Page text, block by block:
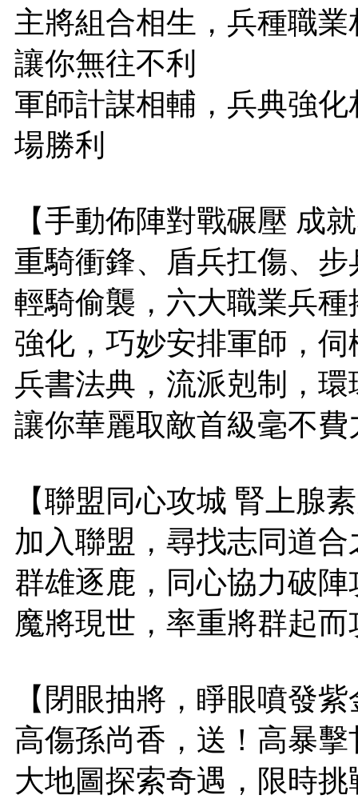
主將組合相生，兵種職
讓你無往不利
軍師計謀相輔，兵典強
場勝利
【手動佈陣對戰碾壓 成
重騎衝鋒、盾兵扛傷、
輕騎偷襲，六大職業兵
強化，巧妙安排軍師，
兵書法典，流派剋制，
讓你華麗取敵首級毫不費
【聯盟同心攻城 腎上腺
加入聯盟，尋找志同道
群雄逐鹿，同心協力破
魔將現世，率重將群起
【閉眼抽將，睜眼噴發
高傷孫尚香，送！高暴
大地圖探索奇遇，限時